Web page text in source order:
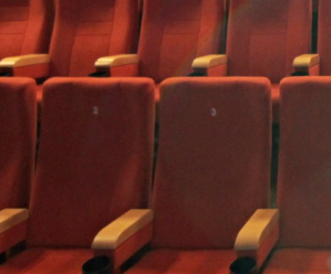
bolí, vtiahne divákov do
skutočného sveta MMA,
jedného z najvýraznejších
fenoménov súčasnosti – od
tvrdej prípravy cez pulzujúce
napätie pred zápasom a
adrenalín v klietke až po
autentickú atmosféru
vypredaných arén.
Predovšetkým je to však
príbeh plný emócií, ktoré
nemožno zamknúť do
šatníkovej skrinky, prehier,
ktoré bolia viac, než sa dá
filmu Päste v tme, pričom v
Rímský, ktorý v českom znení
prepožičal hlas Rocky
Balboamu, vniesol do
Bojovníka osobitý druh
autority. Keď na pľaci
prehovoril, všetci stíchli. •
Milan Ondrík a Ján Jackuliak
absolvovali rok intenzívnej